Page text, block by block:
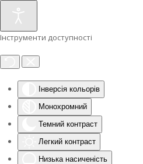
Інструменти доступності
Інверсія кольорів
Монохромний
Темний контраст
Легкий контраст
Низька насиченість